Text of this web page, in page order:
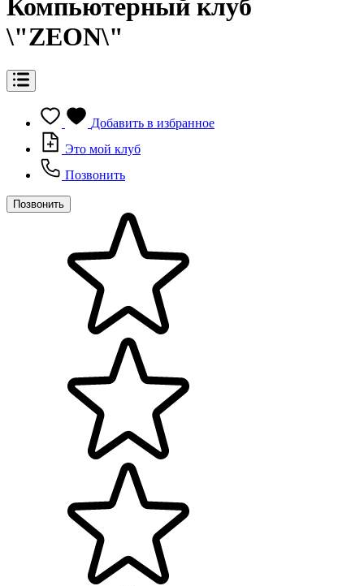
Компьютерный клуб
\"ZEON\"
Добавить в избранное
Это мой клуб
Позвонить
Позвонить